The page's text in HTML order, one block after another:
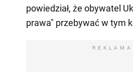
powiedział, że obywatel
prawa" przebywać w tym
REKLAMA